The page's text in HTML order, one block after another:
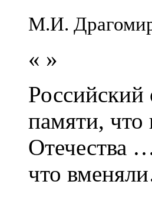
М.И.
« »
Российский
памяти, что
Отечества
что